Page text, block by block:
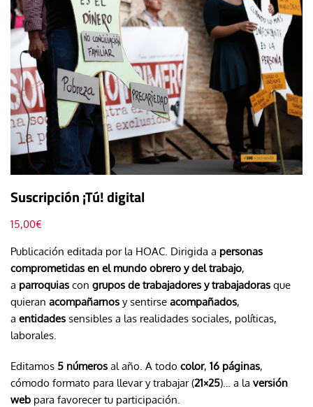
Suscripción ¡Tú! digital
15,00€
Publicación editada por la HOAC. Dirigida a personas
comprometidas en el mundo obrero y del trabajo,
a parroquias con grupos de trabajadores y trabajadoras que
quieran acompañarnos y sentirse acompañados,
a entidades sensibles a las realidades sociales, políticas,
laborales.
Editamos 5 números al año. A todo color, 16 páginas,
cómodo formato para llevar y trabajar (21×25)… a la versión
web para favorecer tu participación.